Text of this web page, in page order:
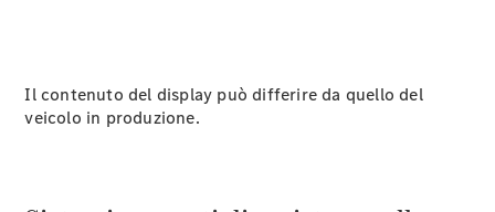
Notizie su di
noi
Il contenuto del display può differire da quello del
veicolo in produzione.